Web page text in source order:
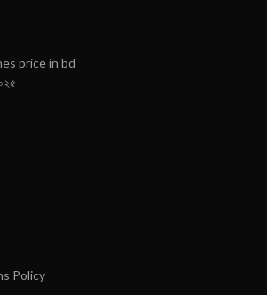
price in bd
Policy